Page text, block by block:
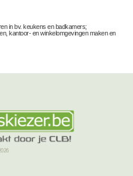
in bv. keukens en badkamers;
kantoor- en winkelomgevingen maken en